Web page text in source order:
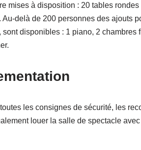
mises à disposition : 20 tables
Au-delà de 200 personnes des ajouts
sont disponibles : 1 piano, 2
les consignes de sécurité, les
louer la salle de spectacle